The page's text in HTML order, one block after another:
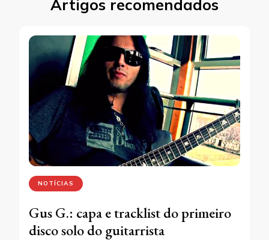
Artigos recomendados
NOTÍCIAS
Gus G.: capa e tracklist do primeiro
disco solo do guitarrista